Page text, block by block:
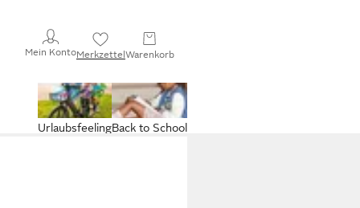
Mein KontoMerkzettelWarenkorb
Back to School
Urlaubsfeeling